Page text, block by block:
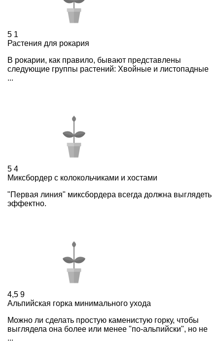
5 1
Растения для рокария
В рокарии, как правило, бывают представлены
следующие группы растений: Хвойные и листопадные
...
5 4
Миксбордер с колокольчиками и хостами
"Первая линия" миксбордера всегда должна выглядеть
эффектно.
4,5 9
Альпийская горка минимального ухода
Можно ли сделать простую каменистую горку, чтобы
выглядела она более или менее "по-альпийски", но не
...